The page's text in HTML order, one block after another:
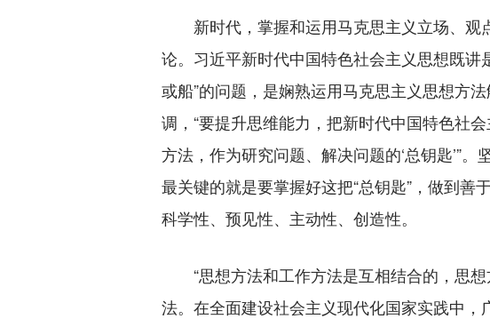
新时代，掌握和运用马克思主义立场、观
论。习近平新时代中国特色社会主义思想既讲
或船”的问题，是娴熟运用马克思主义思想方
调，“要提升思维能力，把新时代中国特色社
方法，作为研究问题、解决问题的‘总钥匙’”
最关键的就是要掌握好这把“总钥匙”，做到
科学性、预见性、主动性、创造性。
“思想方法和工作方法是互相结合的，思想
法。在全面建设社会主义现代化国家实践中